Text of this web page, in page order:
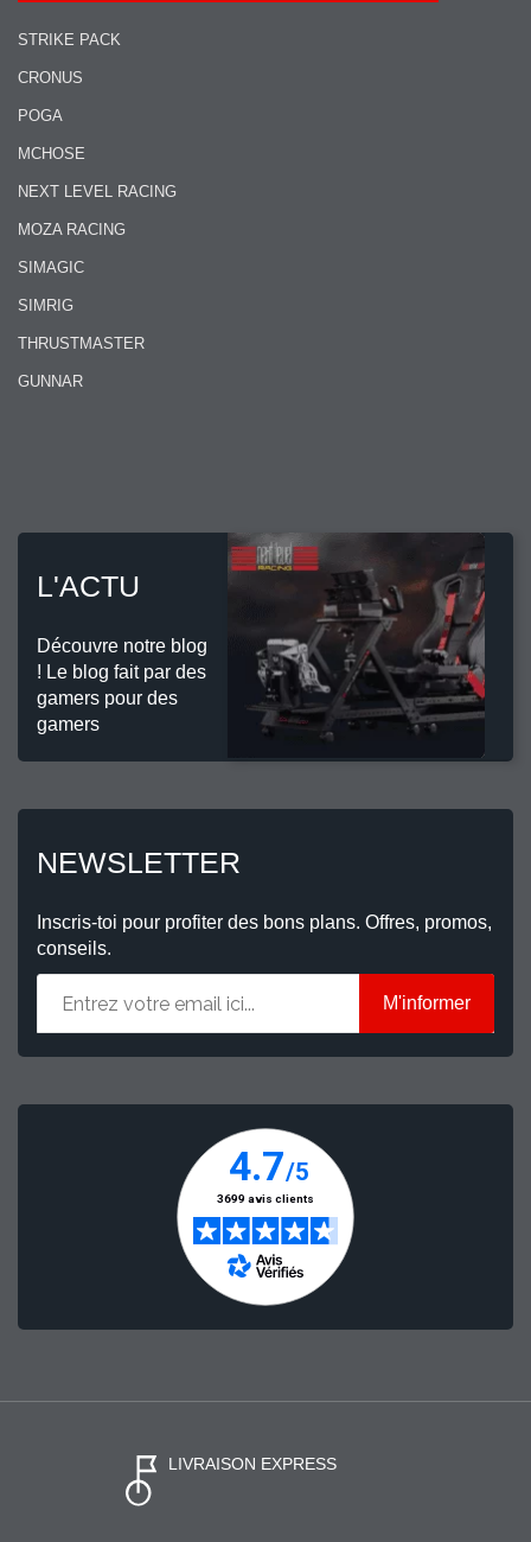
STRIKE PACK
CRONUS
POGA
MCHOSE
NEXT LEVEL RACING
MOZA RACING
SIMAGIC
SIMRIG
THRUSTMASTER
GUNNAR
L'ACTU
Découvre notre blog
! Le blog fait par des
gamers pour des
gamers
NEWSLETTER
Inscris-toi pour profiter des bons plans. Offres, promos,
conseils.
M'informer
LIVRAISON EXPRESS